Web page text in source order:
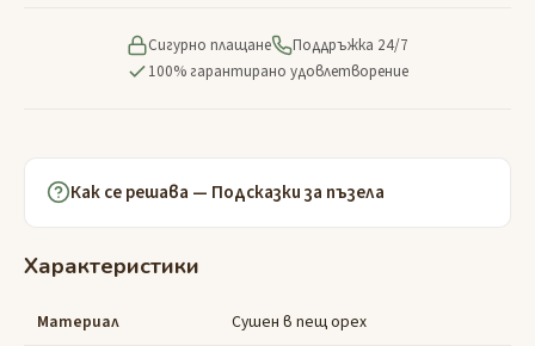
Сигурно плащане
Поддръжка 24/7
100% гарантирано удовлетворение
Как се решава — Подсказки за пъзела
Характеристики
Материал Сушен в пещ орех